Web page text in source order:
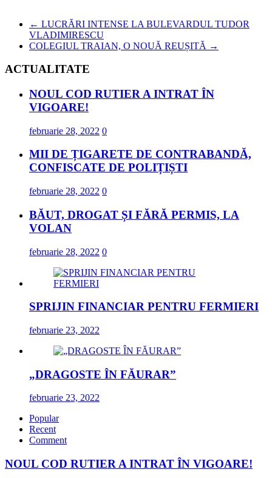
← LUCRĂRI INTENSE LA BULEVARDUL TUDOR
VLADIMIRESCU
COLEGIUL TRAIAN, O NOUĂ REUȘITĂ →
ACTUALITATE
NOUL COD RUTIER A INTRAT ÎN
VIGOARE!
februarie 28, 2022 0
MII DE ȚIGARETE DE CONTRABANDĂ,
CONFISCATE DE POLIȚIȘTI
februarie 28, 2022 0
BĂUT, DROGAT ȘI FĂRĂ PERMIS, LA
VOLAN
februarie 28, 2022 0
SPRIJIN FINANCIAR PENTRU FERMIERI
februarie 23, 2022
„DRAGOSTE ÎN FĂURAR”
februarie 23, 2022
Popular
Recent
Comment
NOUL COD RUTIER A INTRAT ÎN VIGOARE!